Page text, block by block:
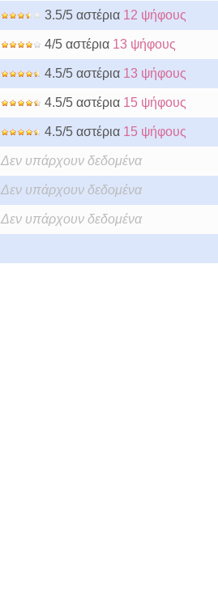
3.5/5 αστέρια 12 ψήφους
4/5 αστέρια 13 ψήφους
4.5/5 αστέρια 13 ψήφους
4.5/5 αστέρια 15 ψήφους
4.5/5 αστέρια 15 ψήφους
Δεν υπάρχουν δεδομένα
Δεν υπάρχουν δεδομένα
Δεν υπάρχουν δεδομένα